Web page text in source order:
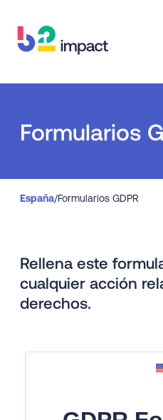
Formularios
España/Formularios GDPR
Rellena este
cualquier acción
derechos.